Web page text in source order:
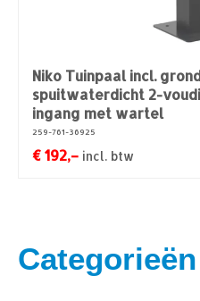
Niko Tuinpaal incl.
spuitwaterdicht 2-
ingang met wartel
259-761-36925
€192,– incl. btw
Categorieën